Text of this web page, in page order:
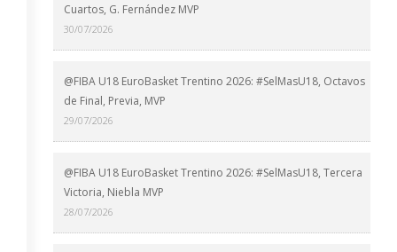
Cuartos, G. Fernández MVP
30/07/2026
@FIBA U18 EuroBasket Trentino 2026: #SelMasU18, Octavos
de Final, Previa, MVP
29/07/2026
@FIBA U18 EuroBasket Trentino 2026: #SelMasU18, Tercera
Victoria, Niebla MVP
28/07/2026